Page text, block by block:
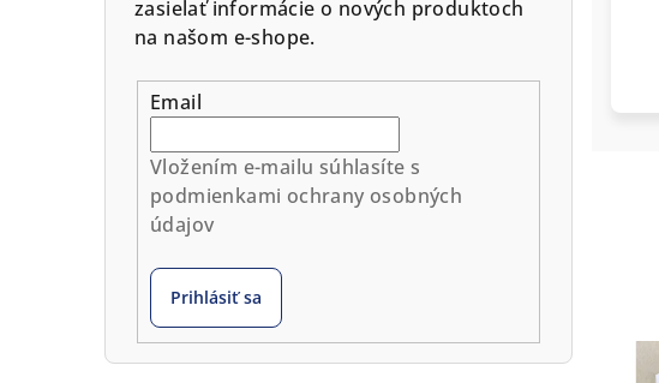
zasielať informácie o nových produktoch
na našom e-shope.
Email
Vložením e-mailu súhlasíte s
podmienkami ochrany osobných
údajov
Prihlásiť sa